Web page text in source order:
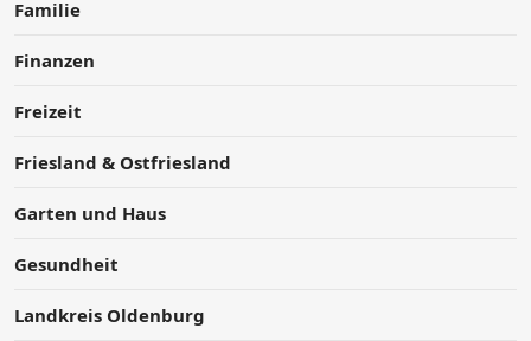
Familie
Finanzen
Freizeit
Friesland & Ostfriesland
Garten und Haus
Gesundheit
Landkreis Oldenburg